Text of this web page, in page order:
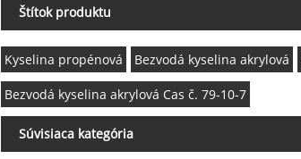
Štítok produktu
Kyselina propénová Bezvodá kyselina akrylová
Bezvodá kyselina akrylová Cas č. 79-10-7
Súvisiaca kategória